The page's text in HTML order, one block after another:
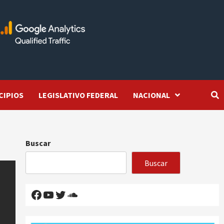
LEGISLATIVO FEDERAL NACIONAL
Buscar
Buscar
Facebook
YouTube
Twitter
SoundCloud